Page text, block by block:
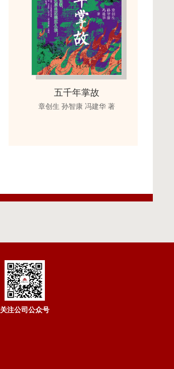
五千年掌故
章创生 孙智康 冯建华 著
关注公司公众号